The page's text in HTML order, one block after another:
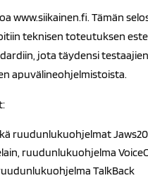
www.siikainen.fi. Tämän
teknisen toteutuksen
jota täydensi
apuvälineohjelmistoista.
ruudunlukuohjelmat
ruudunlukuohjelma
TalkBack